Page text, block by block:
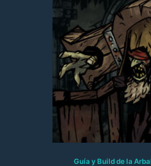
Guía y Build de la